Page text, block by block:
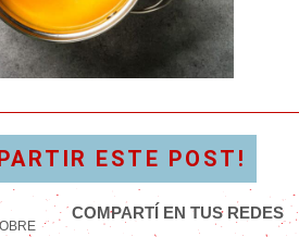
ESTE POST!
COMPARTÍ EN TUS REDES